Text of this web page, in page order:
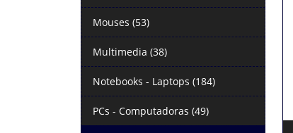
Mouses (53)
Multimedia (38)
Notebooks - Laptops (184)
PCs - Computadoras (49)